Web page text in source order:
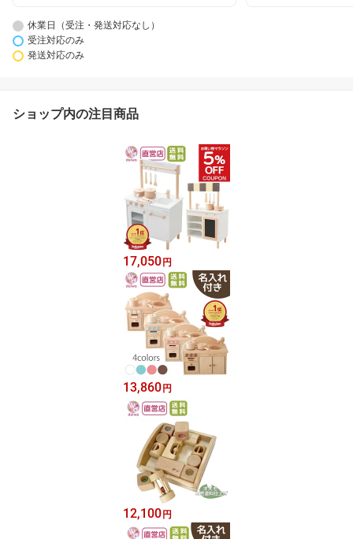
休業日（受注・発送対応なし）
受注対応のみ
発送対応のみ
ショップ内の注目商品
17,050円
13,860円
12,100円